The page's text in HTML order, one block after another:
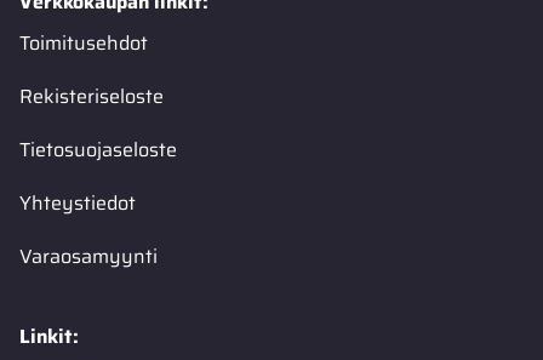
Toimitusehdot
Rekisteriseloste
Tietosuojaseloste
Yhteystiedot
Varaosamyynti
Linkit: